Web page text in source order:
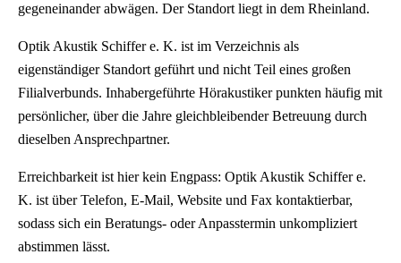
gegeneinander abwägen. Der Standort liegt in dem Rheinland.
Optik Akustik Schiffer e. K. ist im Verzeichnis als
eigenständiger Standort geführt und nicht Teil eines großen
Filialverbunds. Inhabergeführte Hörakustiker punkten häufig mit
persönlicher, über die Jahre gleichbleibender Betreuung durch
dieselben Ansprechpartner.
Erreichbarkeit ist hier kein Engpass: Optik Akustik Schiffer e.
K. ist über Telefon, E-Mail, Website und Fax kontaktierbar,
sodass sich ein Beratungs- oder Anpasstermin unkompliziert
abstimmen lässt.